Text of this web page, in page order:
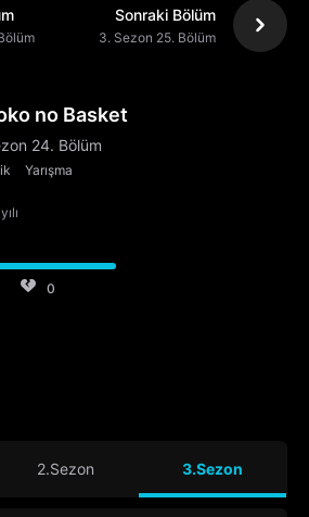
Sonraki Bölüm
3. Sezon 25. Bölüm
no Basket
24. Bölüm
Yarışma
0
2.Sezon 3.Sezon